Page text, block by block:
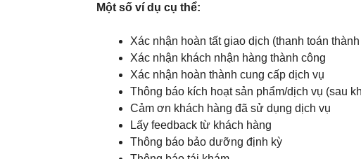
Một số ví dụ cụ thể:
Xác nhận hoàn tất giao dịch (thanh toán
Xác nhận khách nhận hàng thành công
Xác nhận hoàn thành cung cấp dịch vụ
Thông báo kích hoạt sản phẩm/dịch vụ (sau
Cảm ơn khách hàng đã sử dụng dịch vụ
Lấy feedback từ khách hàng
Thông báo bảo dưỡng định kỳ